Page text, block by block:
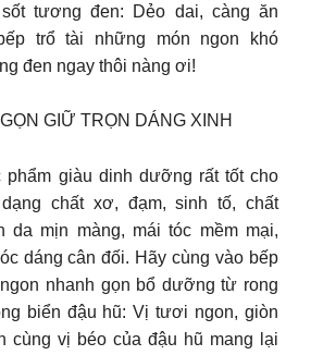
tương đen: Dẻo dai, càng ăn
trổ tài những món ngon khó
đen ngay thôi nàng ơi!
GIỮ TRỌN DÁNG XINH
phẩm giàu dinh dưỡng rất tốt cho
chất xơ, đạm, sinh tố, chất
da mịn màng, mái tóc mềm mại,
dáng cân đối. Hãy cùng vào bếp
nhanh gọn bổ dưỡng từ rong
biển đậu hũ: Vị tươi ngon, giòn
cùng vị béo của đậu hũ mang lại